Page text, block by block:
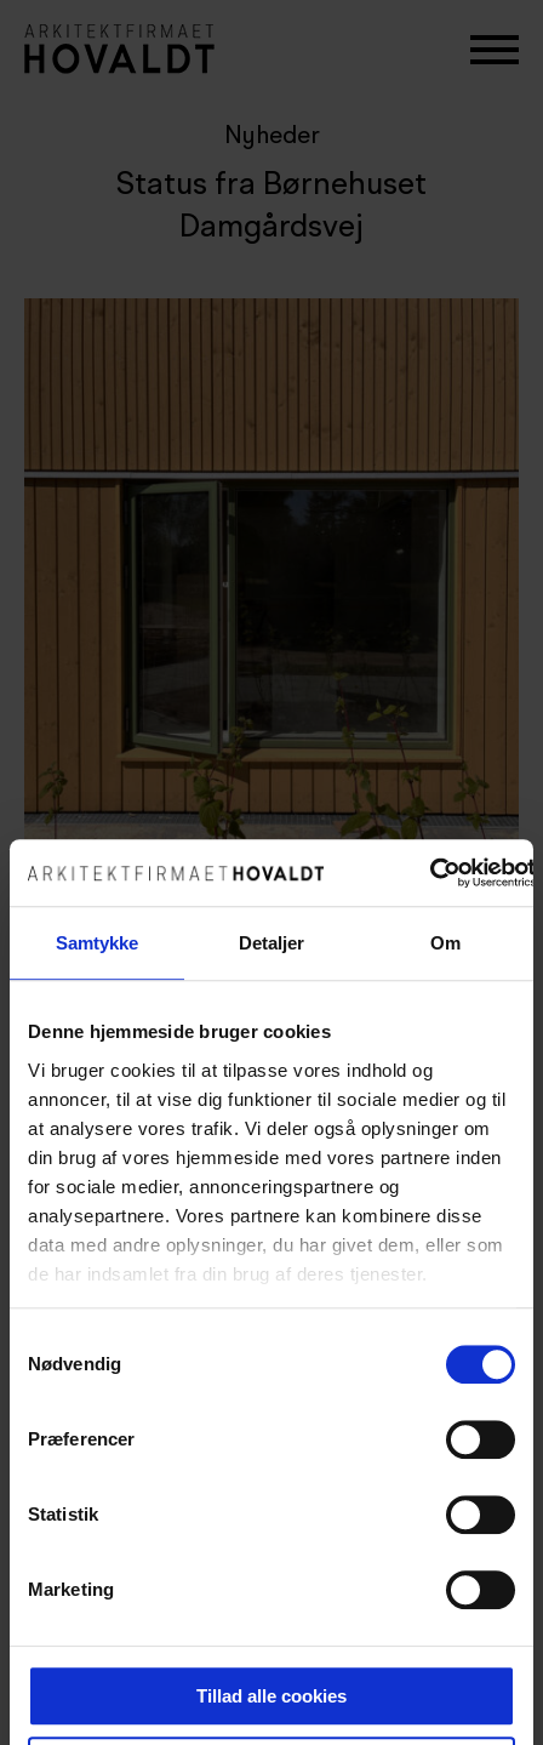
Samtykke Detaljer Om
Denne hjemmeside bruger cookies
Vi bruger cookies til at tilpasse vores indhold og
annoncer, til at vise dig funktioner til sociale medier og til
at analysere vores trafik. Vi deler også oplysninger om
din brug af vores hjemmeside med vores partnere inden
for sociale medier, annonceringspartnere og
analysepartnere. Vores partnere kan kombinere disse
data med andre oplysninger, du har givet dem, eller som
de har indsamlet fra din brug af deres tjenester.
Nødvendig
Præferencer
Statistik
Marketing
Tillad alle cookies
Nyheder
Status fra Børnehuset
Damgårdsvej
vores nye børnehus bliver!
2023 vandt vi arkitektkonkurrencen på projektet. Det
skal efter planen stå klar til september, og vi glæder os
rigtig meget til at vise jer flere billeder af det færdige
byggeri. Indtil da knokler de dygtige håndværkerne fra
EMR murer og entreprenør videre.
Vi vandt konkurrencen i et stærkt samarbejde med EMR